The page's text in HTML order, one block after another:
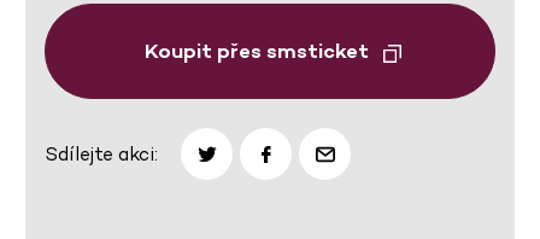
Koupit přes smsticket
Sdílejte akci: